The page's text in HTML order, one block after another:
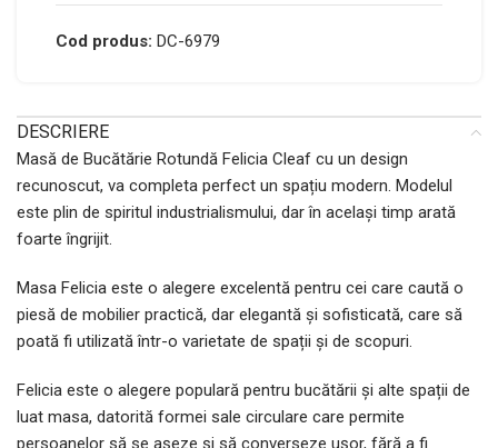
Cod produs: DC-6979
DESCRIERE
Masă de Bucătărie Rotundă Felicia Cleaf cu un design
recunoscut, va completa perfect un spațiu modern. Modelul
este plin de spiritul industrialismului, dar în același timp arată
foarte îngrijit.
Masa Felicia este o alegere excelentă pentru cei care caută o
piesă de mobilier practică, dar elegantă și sofisticată, care să
poată fi utilizată într-o varietate de spații și de scopuri.
Felicia este o alegere populară pentru bucătării și alte spații de
luat masa, datorită formei sale circulare care permite
persoanelor să se așeze și să converseze ușor, fără a fi